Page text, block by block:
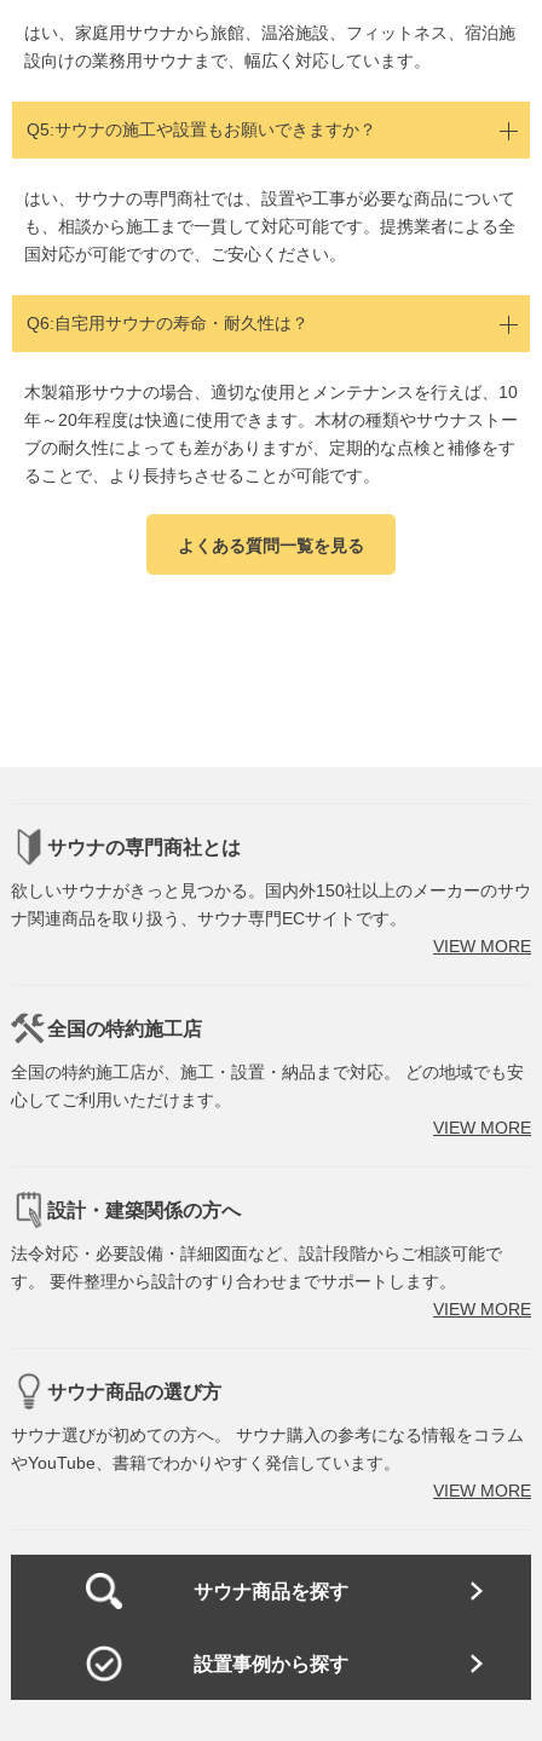
はい、家庭用サウナから旅館、温浴施設、フィットネス、宿泊施
設向けの業務用サウナまで、幅広く対応しています。
Q5:サウナの施工や設置もお願いできますか？
はい、サウナの専門商社では、設置や工事が必要な商品について
も、相談から施工まで一貫して対応可能です。提携業者による全
国対応が可能ですので、ご安心ください。
Q6:自宅用サウナの寿命・耐久性は？
木製箱形サウナの場合、適切な使用とメンテナンスを行えば、10
年～20年程度は快適に使用できます。木材の種類やサウナストー
ブの耐久性によっても差がありますが、定期的な点検と補修をす
ることで、より長持ちさせることが可能です。
よくある質問一覧を見る
サウナの専門商社とは
欲しいサウナがきっと見つかる。国内外150社以上のメーカーのサウ
ナ関連商品を取り扱う、サウナ専門ECサイトです。
VIEW MORE
全国の特約施工店
全国の特約施工店が、施工・設置・納品まで対応。 どの地域でも安
心してご利用いただけます。
VIEW MORE
設計・建築関係の方へ
法令対応・必要設備・詳細図面など、設計段階からご相談可能で
す。 要件整理から設計のすり合わせまでサポートします。
VIEW MORE
サウナ商品の選び方
サウナ選びが初めての方へ。 サウナ購入の参考になる情報をコラム
やYouTube、書籍でわかりやすく発信しています。
VIEW MORE
サウナ商品を探す
設置事例から探す